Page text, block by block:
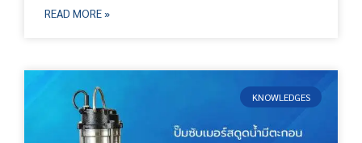
READ MORE »
KNOWLEDGES